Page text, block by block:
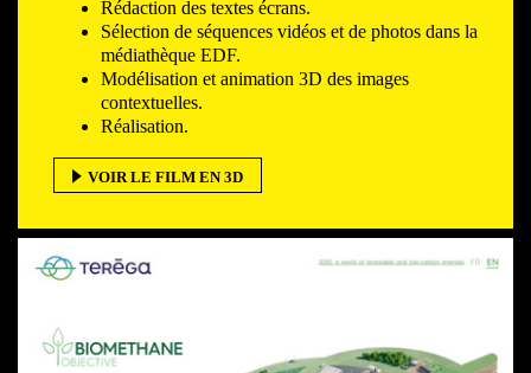
Rédaction des textes écrans.
Sélection de séquences vidéos et de photos dans la
médiathèque EDF.
Modélisation et animation 3D des images
contextuelles.
Réalisation.
VOIR LE FILM EN 3D